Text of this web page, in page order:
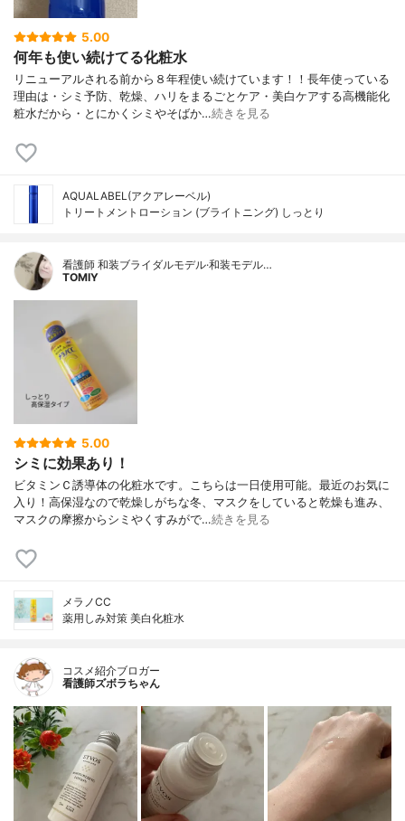
5.00
何年も使い続けてる化粧水
リニューアルされる前から８年程使い続けています！！長年使っている
理由は・シミ予防、乾燥、ハリをまるごとケア・美白ケアする高機能化
粧水だから・とにかくシミやそばか…続きを見る
AQUALABEL(アクアレーベル)
トリートメントローション (ブライトニング) しっとり
看護師 和装ブライダルモデル·和装モデル…
TOMIY
5.00
シミに効果あり！
ビタミンＣ誘導体の化粧水です。こちらは一日使用可能。最近のお気に
入り！高保湿なので乾燥しがちな冬、マスクをしていると乾燥も進み、
マスクの摩擦からシミやくすみがで…続きを見る
メラノCC
薬用しみ対策 美白化粧水
コスメ紹介ブロガー
看護師ズボラちゃん